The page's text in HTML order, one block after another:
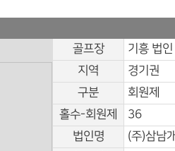
골프장
기흥 법인
지역
경기권
구분
회원제
홀수-회원제
36
법인명
(주)삼남